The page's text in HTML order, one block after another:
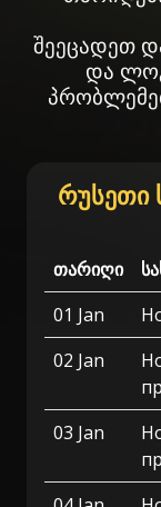
შეეცადეთ
და
რუსეთი
თარიღი
01 Jan
02 Jan
03 Jan